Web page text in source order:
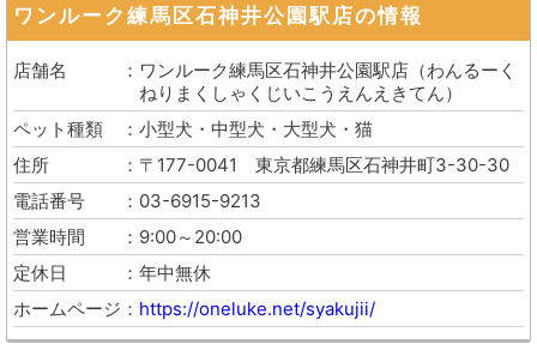
ワンルーク練馬区石神井公園駅店の情報
店舗名 ワンルーク練馬区石神井公園駅店 （わんるーく
ねりまくしゃくじいこうえんえきてん）
ペット種類
小型犬・中型犬・大型犬・猫
住所
〒177-0041 東京都練馬区石神井町3-30-30
電話番号
03-6915-9213
営業時間
9:00～20:00
定休日
年中無休
ホームページ
https://oneluke.net/syakujii/